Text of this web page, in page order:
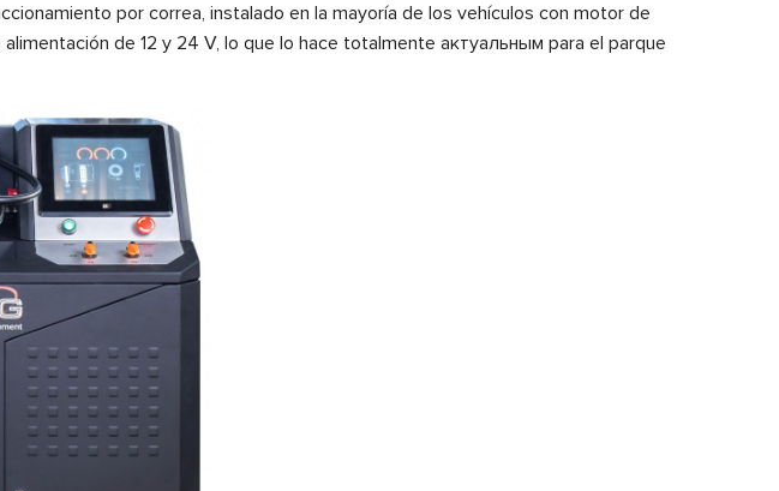
por correa, instalado en la mayoría de los vehículos con motor de
de 12 y 24 V, lo que lo hace totalmente актуальным para el parque